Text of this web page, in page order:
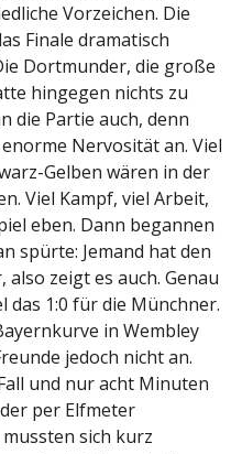
Vorzeichen. Die
Finale dramatisch
Dortmunder, die große
hingegen nichts zu
die Partie auch, denn
Nervosität an. Viel
Gelben wären in der
Viel Kampf, viel Arbeit,
eben. Dann begannen
spürte: Jemand hat den
zeigt es auch. Genau
das 1:0 für die Münchner.
in Wembley
jedoch nicht an.
und nur acht Minuten
per Elfmeter
sich kurz